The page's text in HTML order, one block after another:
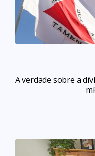
A verdade sobre a